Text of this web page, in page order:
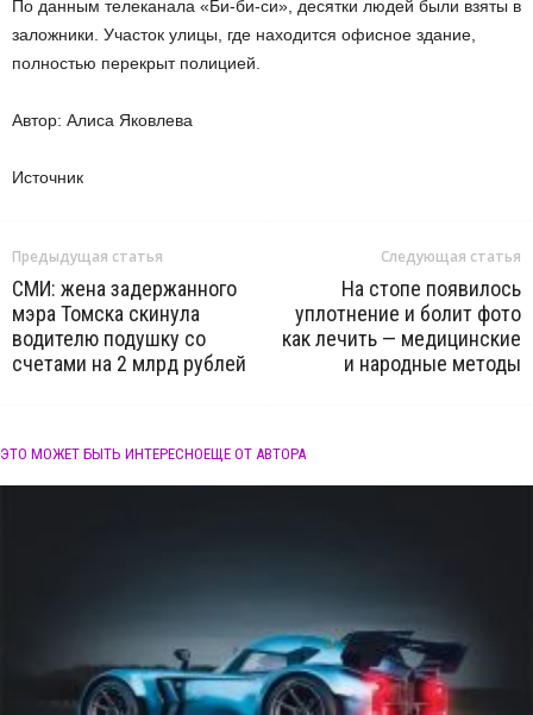
По данным телеканала «Би-би-си», десятки людей были взяты в
заложники. Участок улицы, где находится офисное здание,
полностью перекрыт полицией.
Автор: Алиса Яковлева
Источник
Предыдущая статья
СМИ: жена задержанного
мэра Томска скинула
водителю подушку со
счетами на 2 млрд рублей
Следующая статья
На стопе появилось
уплотнение и болит фото
как лечить — медицинские
и народные методы
ЭТО МОЖЕТ БЫТЬ ИНТЕРЕСНОЕЩЕ ОТ АВТОРА